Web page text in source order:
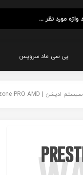
پی سی ماد سرویس
سیستم ادیشن | COD Warzone PRO AMD